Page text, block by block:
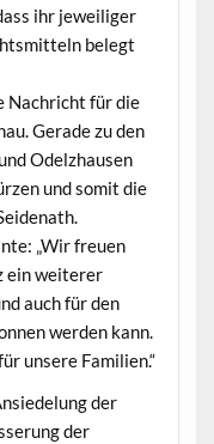
ihr jew­eiliger
belegt
Nachricht für die
Ger­ade zu den
Odelzhausen
und somit die
„Wir freuen
ein weit­er­er
auch für den
wer­den kann.
unsere Familien.“
der
der